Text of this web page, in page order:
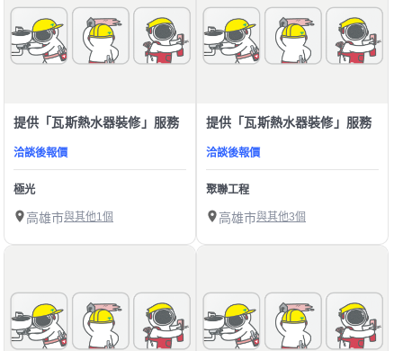
提供「瓦斯熱水器裝修」服務
洽談後報價
極光
高雄市與其他1個
提供「瓦斯熱水器裝修」服務
洽談後報價
聚聯工程
高雄市與其他3個